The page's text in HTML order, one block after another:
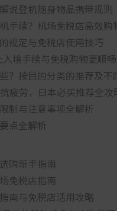
说登机随身物品携带规则
手续？机场免税店高效购
规定与免税店使用技巧
境手续与免税购物更顺
？按目的分类的推荐及不
疲劳，日本必买推荐全攻
制与注意事项全解析
点全解析
购新手指南
免税店指南
南与免税店活用攻略